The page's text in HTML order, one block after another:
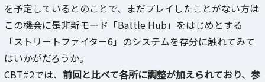
を予定しているとのことで、まだプレイしたことがない方は
この機会に是非新モード「Battle Hub」をはじめとする
「ストリートファイター6」のシステムを存分に触れてみて
はいかがだろうか。
CBT#2では、 前回と比べて各所に調整が加えられており、参